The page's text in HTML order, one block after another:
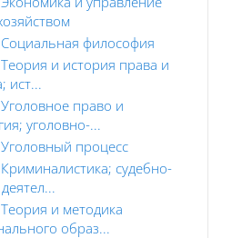
философия
и история права и
ист...
право и
уголовно-...
процесс
судебно-
и методика
образ...